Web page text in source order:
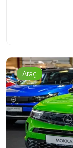
Araç